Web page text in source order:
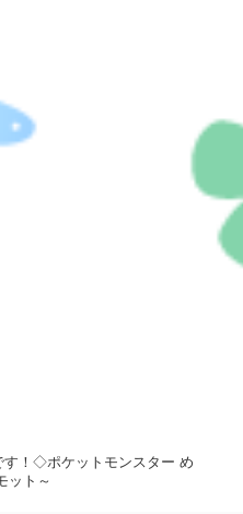
す！◇ポケットモンスター め
ット～